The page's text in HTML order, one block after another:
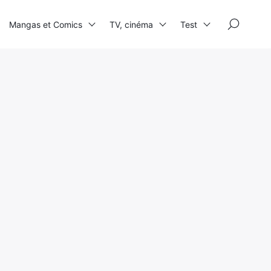
Mangas et Comics TV, cinéma Test